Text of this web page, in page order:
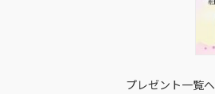
プレゼント一覧へ